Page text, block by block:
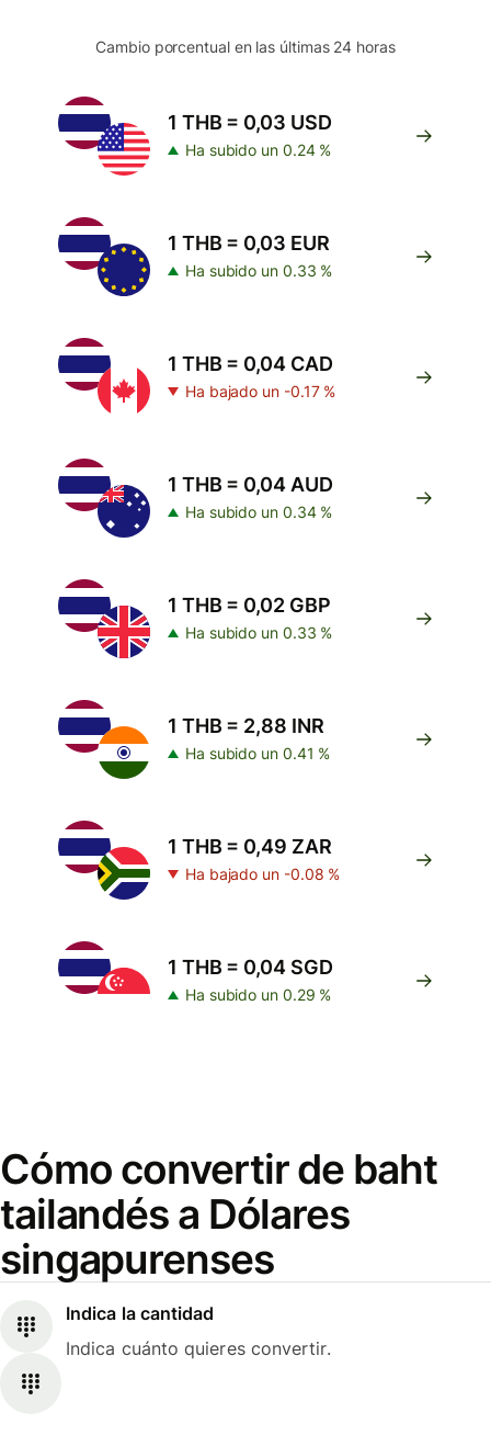
Cambio porcentual en las últimas 24 horas
1 THB = 0,03 USD
Ha subido un 0.24 %
1 THB = 0,03 EUR
Ha subido un 0.33 %
1 THB = 0,04 CAD
Ha bajado un -0.17 %
1 THB = 0,04 AUD
Ha subido un 0.34 %
1 THB = 0,02 GBP
Ha subido un 0.33 %
1 THB = 2,88 INR
Ha subido un 0.41 %
1 THB = 0,49 ZAR
Ha bajado un -0.08 %
1 THB = 0,04 SGD
Ha subido un 0.29 %
Cómo convertir de baht
tailandés a Dólares
singapurenses
Indica la cantidad
Indica cuánto quieres convertir.